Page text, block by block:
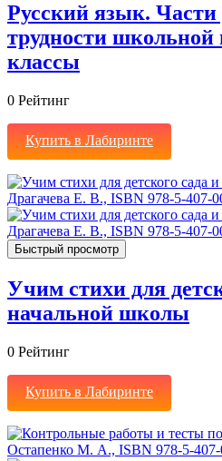
Русский язык. Части
трудности
классы
0 Рейтинг
Купить в Лабиринте
Быстрый просмотр
Учим стихи для
начальной школы
0 Рейтинг
Купить в Лабиринте